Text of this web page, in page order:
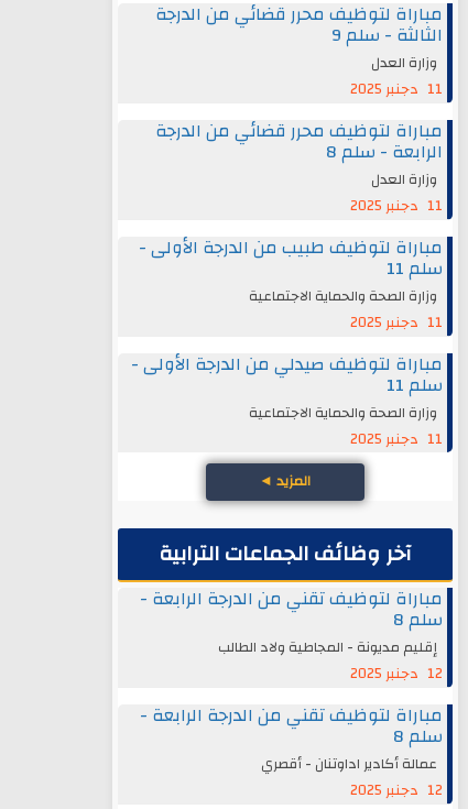
مباراة لتوظيف محرر قضائي من الدرجة
الثالثة - سلم 9
وزارة العدل
11 دجنبر 2025
مباراة لتوظيف محرر قضائي من الدرجة
الرابعة - سلم 8
وزارة العدل
11 دجنبر 2025
مباراة لتوظيف طبيب من الدرجة الأولى -
سلم 11
وزارة الصحة والحماية الاجتماعية
11 دجنبر 2025
مباراة لتوظيف صيدلي من الدرجة الأولى -
سلم 11
وزارة الصحة والحماية الاجتماعية
11 دجنبر 2025
المزيد ◄
آخر وظائف الجماعات الترابية
مباراة لتوظيف تقني من الدرجة الرابعة -
سلم 8
إقليم مديونة - المجاطية ولاد الطالب
12 دجنبر 2025
مباراة لتوظيف تقني من الدرجة الرابعة -
سلم 8
عمالة أكادير اداوتنان - أقصري
12 دجنبر 2025